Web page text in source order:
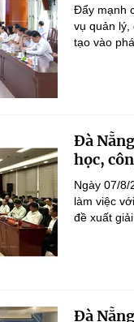
Đẩy mạnh
vụ quản lý,
tạo vào
Đà
học,
Ngày 07/
làm việc
đề xuất
Đà